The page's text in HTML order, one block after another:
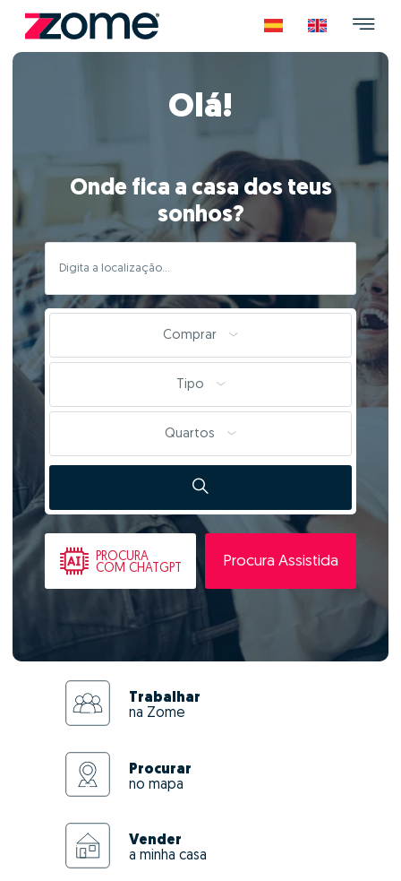
Olá!
Onde fica a casa dos teus
sonhos?
Comprar
Tipo
Quartos
PROCURA
COM CHATGPT
Procura Assistida
Trabalhar
na Zome
Procurar
no mapa
Vender
a minha casa